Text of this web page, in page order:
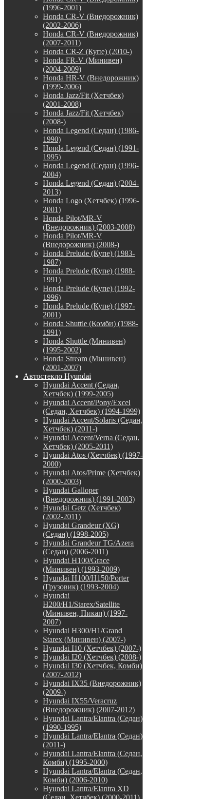
(1996-2001)
Honda CR-V (Внедорожник)
(2002-2006)
Honda CR-V (Внедорожник)
(2007-2011)
Honda CR-Z (Купе) (2010-)
Honda FR-V (Минивен)
(2004-2009)
Honda HR-V (Внедорожник)
(1999-2006)
Honda Jazz/Fit (Хетчбек)
(2001-2008)
Honda Jazz/Fit (Хетчбек)
(2008-)
Honda Legend (Седан) (1986-
1990)
Honda Legend (Седан) (1991-
1995)
Honda Legend (Седан) (1996-
2004)
Honda Legend (Седан) (2004-
2013)
Honda Logo (Хетчбек) (1996-
2001)
Honda Pilot/MR-V
(Внедорожник) (2003-2008)
Honda Pilot/MR-V
(Внедорожник) (2008-)
Honda Prelude (Купе) (1983-
1987)
Honda Prelude (Купе) (1988-
1991)
Honda Prelude (Купе) (1992-
1996)
Honda Prelude (Купе) (1997-
2001)
Honda Shuttle (Комби) (1988-
1991)
Honda Shuttle (Минивен)
(1995-2002)
Honda Stream (Минивен)
(2001-2007)
Автостекло Hyundai
Hyundai Accent (Седан,
Хетчбек) (1999-2005)
Hyundai Accent/Pony/Excel
(Седан, Хетчбек) (1994-1999)
Hyundai Accent/Solaris (Седан,
Хетчбек) (2011-)
Hyundai Accent/Verna (Седан,
Хетчбек) (2005-2011)
Hyundai Atos (Хетчбек) (1997-
2000)
Hyundai Atos/Prime (Хетчбек)
(2000-2003)
Hyundai Galloper
(Внедорожник) (1991-2003)
Hyundai Getz (Хетчбек)
(2002-2011)
Hyundai Grandeur (XG)
(Седан) (1998-2005)
Hyundai Grandeur TG/Azera
(Седан) (2006-2011)
Hyundai H100/Grace
(Минивен) (1993-2009)
Hyundai H100/H150/Porter
(Грузовик) (1993-2004)
Hyundai
H200/H1/Starex/Satellite
(Минивен, Пикап) (1997-
2007)
Hyundai H300/H1/Grand
Starex (Минивен) (2007-)
Hyundai I10 (Хетчбек) (2007-)
Hyundai I20 (Хетчбек) (2008-)
Hyundai I30 (Хетчбек, Комби)
(2007-2012)
Hyundai IX35 (Внедорожник)
(2009-)
Hyundai IX55/Veracruz
(Внедорожник) (2007-2012)
Hyundai Lantra/Elantra (Седан)
(1990-1995)
Hyundai Lantra/Elantra (Седан)
(2011-)
Hyundai Lantra/Elantra (Седан,
Комби) (1995-2000)
Hyundai Lantra/Elantra (Седан,
Комби) (2006-2010)
Hyundai Lantra/Elantra XD
(Седан, Хетчбек) (2000-2011)